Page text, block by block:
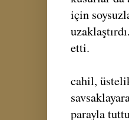
için
etti.
cahil,
parayla